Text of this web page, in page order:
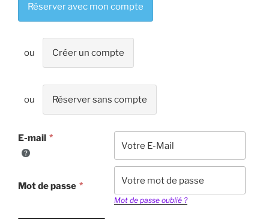
Réserver avec mon compte
Créer un compte
Réserver sans compte
E-mail
Mot de passe
Mot de passe oublié ?